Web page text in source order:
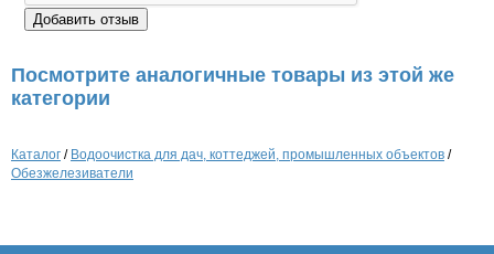
Посмотрите аналогичные товары из этой же
категории
Каталог / Водоочистка для дач, коттеджей, промышленных объектов /
Обезжелезиватели